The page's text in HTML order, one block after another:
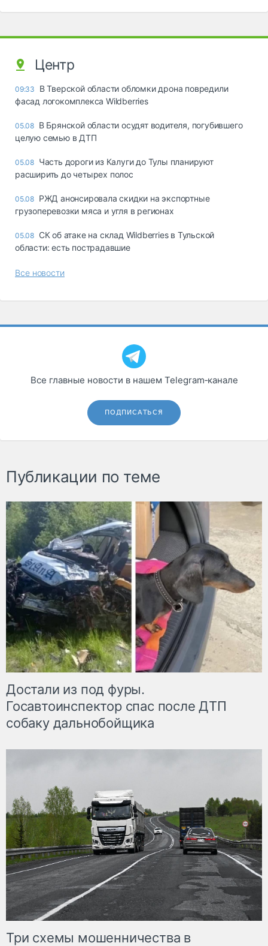
Центр
09:33
В Тверской области обломки дрона повредили
фасад логокомплекса Wildberries
05.08 В Брянской области осудят водителя, погубившего
целую семью в ДТП
05.08 Часть дороги из Калуги до Тулы планируют
расширить до четырех полос
05.08 РЖД анонсировала скидки на экспортные
грузоперевозки мяса и угля в регионах
05.08 СК об атаке на склад Wildberries в Тульской
области: есть пострадавшие
Все новости
Все главные новости в нашем Telegram‑канале
ПОДПИСАТЬСЯ
Публикации по теме
Достали из под фуры.
Госавтоинспектор спас после ДТП
собаку дальнобойщика
Три схемы мошенничества в